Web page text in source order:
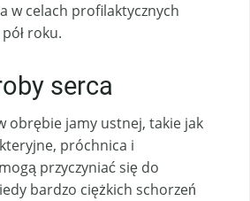
w celach profilaktycznych
roku.
serca
obrębie jamy ustnej, takie jak
próchnica i
przyczyniać się do
bardzo ciężkich schorzeń